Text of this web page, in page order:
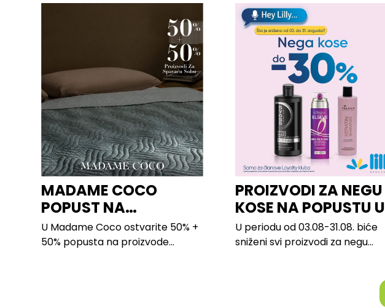
MADAME COCO
POPUST NA
PROIZVODE ZA
SPAVAĆU SOBU
U Madame Coco ostvarite 50% +
50% popusta na proizvode...
PROIZVODI ZA NEGU
KOSE NA POPUSTU U
LILLY
U periodu od 03.08-31.08. biće
sniženi svi proizvodi za negu